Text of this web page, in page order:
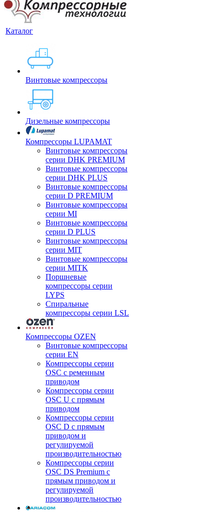
Каталог
Винтовые компрессоры
Дизельные компрессоры
Компрессоры LUPAMAT
Винтовые компрессоры
серии DHK PREMIUM
Винтовые компрессоры
серии DHK PLUS
Винтовые компрессоры
серии D PREMIUM
Винтовые компрессоры
серии MI
Винтовые компрессоры
серии D PLUS
Винтовые компрессоры
серии MIT
Винтовые компрессоры
серии MITK
Поршневые
компрессоры серии
LYPS
Спиральные
компрессоры серии LSL
Компрессоры OZEN
Винтовые компрессоры
серии EN
Компрессоры серии
OSC с ременным
приводом
Компрессоры серии
OSC U с прямым
приводом
Компрессоры серии
OSC D с прямым
приводом и
регулируемой
производительностью
Компрессоры серии
OSC DS Premium с
прямым приводом и
регулируемой
производительностью